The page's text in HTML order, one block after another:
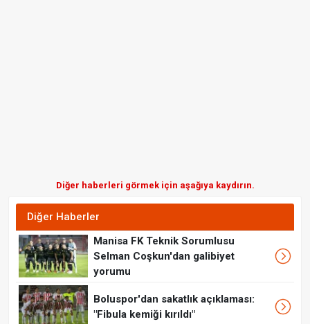
Diğer haberleri görmek için aşağıya kaydırın.
Diğer Haberler
Manisa FK Teknik Sorumlusu
Selman Coşkun'dan galibiyet
yorumu
Boluspor'dan sakatlık açıklaması:
"Fibula kemiği kırıldı"